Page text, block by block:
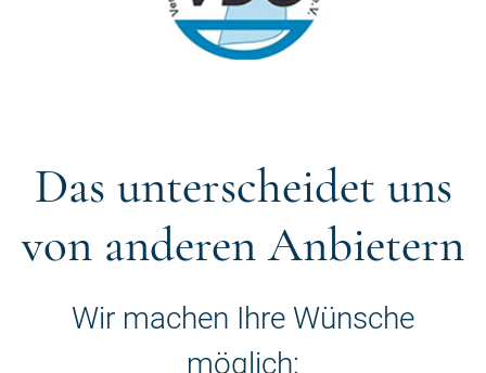
Das unterscheidet uns
von anderen Anbietern
Wir machen Ihre Wünsche
möglich: